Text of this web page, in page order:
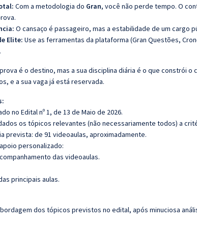
Com a metodologia do Gran, você não perde tempo. O
O cansaço é passageiro, mas a estabilidade de um cargo
Elite: Use as ferramentas da plataforma (Gran Questões,
é o destino, mas a sua disciplina diária é o que constrói o
e a sua vaga já está reservada.
no Edital nº 1, de 13 de Maio de 2026.
os tópicos relevantes (não necessariamente todos) a
prevista: de 91 videoaulas, aproximadamente.
personalizado:
das videoaulas.
principais aulas.
dos tópicos previstos no edital, após minuciosa